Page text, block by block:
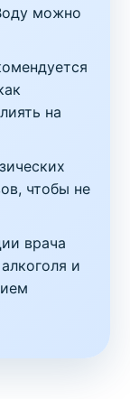
можно
на
чтобы не
врача
и